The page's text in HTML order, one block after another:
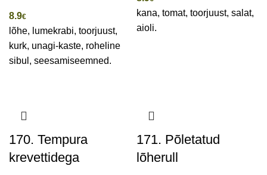
8.9€
lõhe, lumekrabi, toorjuust,
kurk, unagi-kaste, roheline
sibul, seesamiseemned.
kana, tomat, toorjuust, salat,
aioli.
170. Tempura
krevettidega
171. Põletatud
lõherull